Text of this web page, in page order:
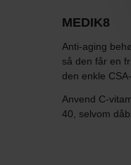
MEDIK8
Anti-aging
så den får en
den enkle
Anvend C-
40, selvom